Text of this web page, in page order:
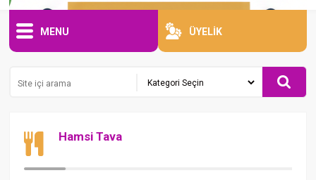
MENU ÜYELİK
Hamsi Tava